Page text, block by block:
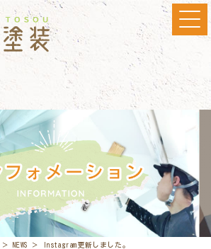
＞ NEWS ＞ Instagram更新しました。